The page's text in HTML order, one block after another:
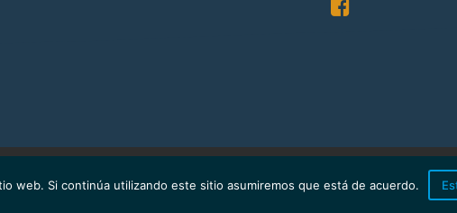
web. Si continúa utilizando este sitio asumiremos que está de acuerdo.